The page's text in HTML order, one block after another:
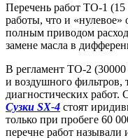
Перечень работ ТО-1
работы, что и «нулевое»
полным приводом
замене масла в
В регламент ТО-2 (30000
и воздушного фильтров,
диагностических работ.
Сузки SX-4 стоят
только при пробеге 60
перечне работ называли